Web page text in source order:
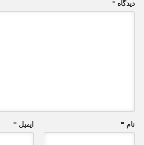
دیدگاه*
نام* ایمیل*